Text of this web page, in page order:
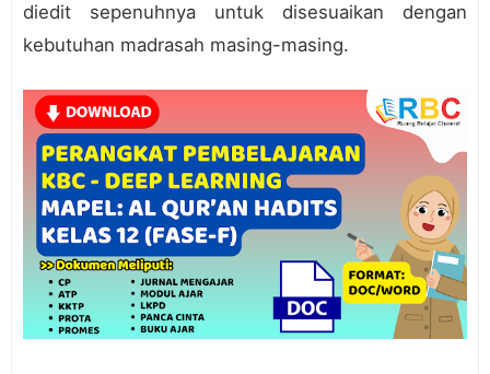
diedit sepenuhnya untuk disesuaikan dengan
kebutuhan madrasah masing-masing.